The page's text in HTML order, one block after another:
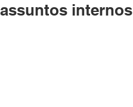
assuntos internos